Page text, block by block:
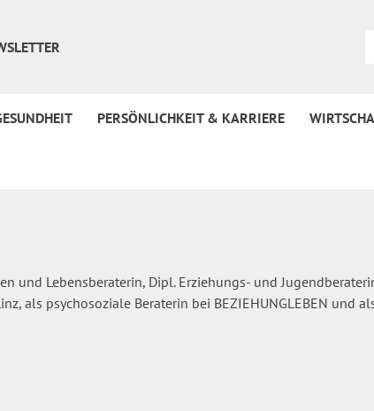
PERSÖNLICHKEIT & KARRIERE
und Lebensberaterin, Dipl. Erziehungs- und
als psychosoziale Beraterin bei BEZIEHUNGLEBEN und